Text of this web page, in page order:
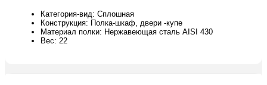
Категория-вид: Сплошная
Конструкция: Полка-шкаф, двери -купе
Материал полки: Нержавеющая сталь AISI 430
Вес: 22